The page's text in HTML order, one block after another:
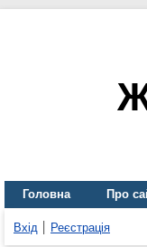
Головна Про
Вхід Реєстрація